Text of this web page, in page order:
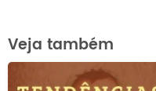
Este conteúdo contém
Este conteúdo não tem
Veja também